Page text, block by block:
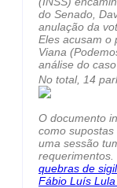
do Senado,
anulação da
Eles acusam o
Viana
análise do
No total, 14
O documento
como
uma sessão
requerimentos.
quebras de
Fábio Luís